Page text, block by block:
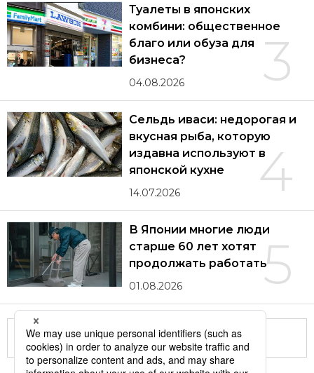
3
Туалеты в японских
комбини: общественное
благо или обуза для
бизнеса?
04.08.2026
4
Сельдь иваси: недорогая и
вкусная рыба, которую
издавна используют в
японской кухне
14.07.2026
5
В Японии многие люди
старше 60 лет хотят
продолжать работать
01.08.2026
Другие статьи по теме